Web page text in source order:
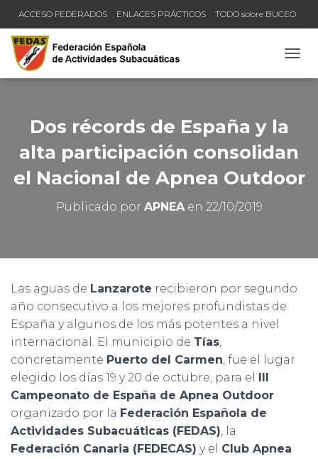
ACCESO FEDERADOS ENLACES PRÁCTICOS TODO sobre BUCEO
COMPRUEBA TU TÍTULO Y LICENCIA
Dos récords de España y la
alta participación consolidan
el Nacional de Apnea Outdoor
Publicado por APNEAen 22/10/2019
Las aguas de Lanzarote recibieron por segundo
año consecutivo a los mejores profundistas de
España y algunos de los más potentes a nivel
internacional. El municipio de Tías,
concretamente Puerto del Carmen, fue el lugar
elegido los días 19 y 20 de octubre, para el III
Campeonato de España de Apnea Outdoor
organizado por la Federación Española de
Actividades Subacuáticas (FEDAS), la
Federación Canaria (FEDECAS) y el Club Apnea